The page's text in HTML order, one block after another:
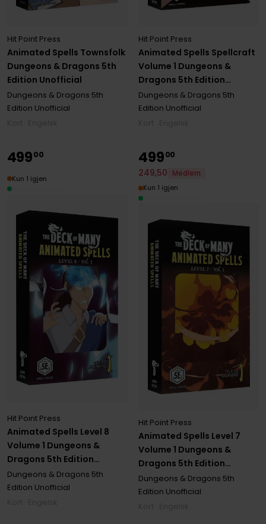
Animated Spells Townsfolk
Dungeons & Dragons 5th
Edition Unofficial
Hit Point Press
Dungeons & Dragons 5th
Edition Unofficial
Animated Spells Spellcraft
Volume 1 Dungeons &
Dragons 5th Edition
Unofficial
Hit Point Press
Dungeons & Dragons 5th
Edition Unofficial
Animated Spells Level 8
Volume 1 Dungeons &
Dragons 5th Edition
Unofficial
Hit Point Press
Dungeons & Dragons 5th
Edition Unofficial
49900
Kun 1 igjen
Animated Spells Level 7
Volume 1 Dungeons &
Dragons 5th Edition
Unofficial
Hit Point Press
Dungeons & Dragons 5th
Edition Unofficial
49900
249,50
Medlem
Kun 1 igjen